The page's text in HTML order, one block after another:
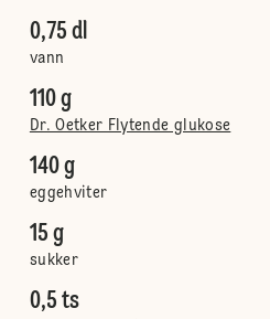
0,75 dl
vann
110 g
Dr. Oetker Flytende glukose
140 g
eggehviter
15 g
sukker
0,5 ts